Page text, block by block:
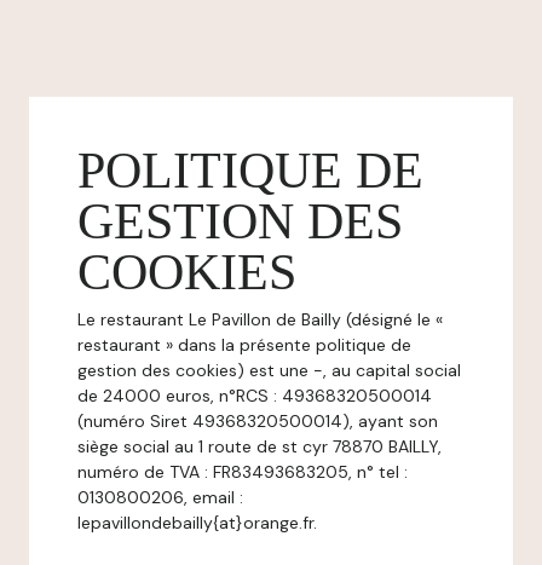
POLITIQUE DE
GESTION DES
COOKIES
Le restaurant Le Pavillon de Bailly (désigné le «
restaurant » dans la présente politique de
gestion des cookies) est une -, au capital social
de 24000 euros, n°RCS : 49368320500014
(numéro Siret 49368320500014), ayant son
siège social au 1 route de st cyr 78870 BAILLY,
numéro de TVA : FR83493683205, n° tel :
0130800206, email :
lepavillondebailly{at}orange.fr.